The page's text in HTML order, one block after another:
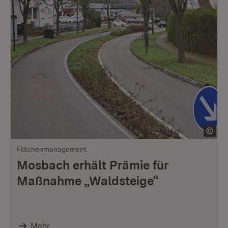
Flächenmanagement
Mosbach erhält Prämie für
Maßnahme „Waldsteige“
Mehr